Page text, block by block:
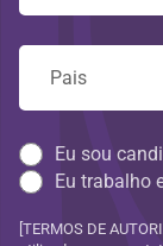
Eu sou
Eu trabalho
[TERMOS DE